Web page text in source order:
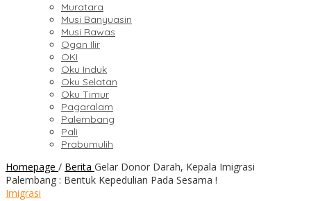
Muratara
Musi Banyuasin
Musi Rawas
Ogan Ilir
OKI
Oku Induk
Oku Selatan
Oku Timur
Pagaralam
Palembang
Pali
Prabumulih
Homepage / Berita Gelar Donor Darah, Kepala Imigrasi
Palembang : Bentuk Kepedulian Pada Sesama !
Imigrasi